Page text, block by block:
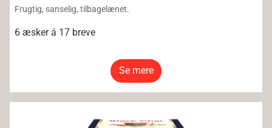
Frugtig, sanselig, tilbagelænet.
6 æsker á 17 breve
Se mere